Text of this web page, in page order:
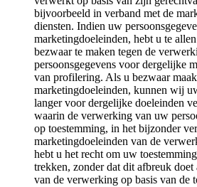
bijvoorbeeld in verband met de
diensten. Indien uw
marketingdoeleinden, hebt u te
bezwaar te maken tegen de
persoonsgegevens voor dergelijke
van profilering. Als u bezwaar
marketingdoeleinden, kunnen wij
langer voor dergelijke doeleinden
waarin de verwerking van uw
op toestemming, in het bijzonder
marketingdoeleinden van de
hebt u het recht om uw
trekken, zonder dat dit afbreuk doet
van de verwerking op basis van de